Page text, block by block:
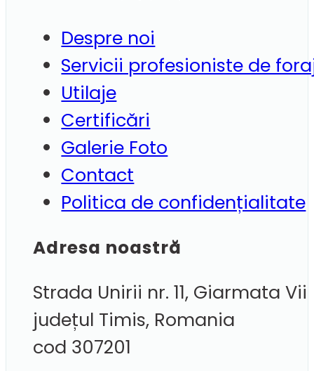
Despre noi
Servicii profesioniste de
Utilaje
Certificări
Galerie Foto
Contact
Politica de confidențialitate
Adresa noastră
Strada Unirii nr. 11, Giarmata Vii
județul Timis, Romania
cod 307201